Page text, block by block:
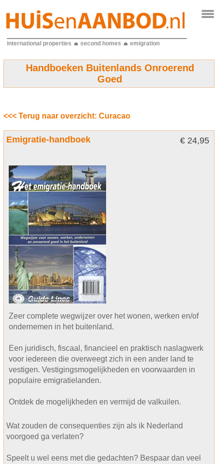
international properties second homes emigration
Handboeken Buitenlands Onroerend
Goed
<<< Terug naar overzicht: Curacao
€ 24,95
Emigratie-handboek
Zeer complete wegwijzer over het wonen, werken en/of
ondernemen in het buitenland.
Een juridisch, fiscaal, financieel en praktisch naslagwerk
voor iedereen die overweegt zich in een ander land te
vestigen. Vestigingsmogelijkheden en voorwaarden in
populaire emigratielanden.
Ontdek de mogelijkheden en vermijd de valkuilen.
Wat zouden de consequenties zijn als ik Nederland
voorgoed ga verlaten?
Speelt u wel eens met die gedachten? Bespaar dan veel